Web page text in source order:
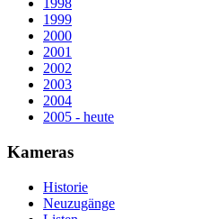
1998
1999
2000
2001
2002
2003
2004
2005 - heute
Kameras
Historie
Neuzugänge